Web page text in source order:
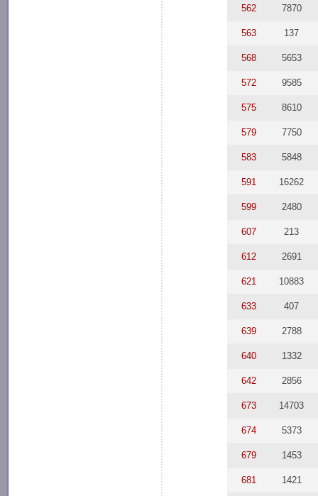
562 7870
563 137
568 5653
572 9585
575 8610
579 7750
583 5848
591 16262
599 2480
607 213
612 2691
621 10883
633 407
639 2788
640 1332
642 2856
673 14703
674 5373
679 1453
681 1421